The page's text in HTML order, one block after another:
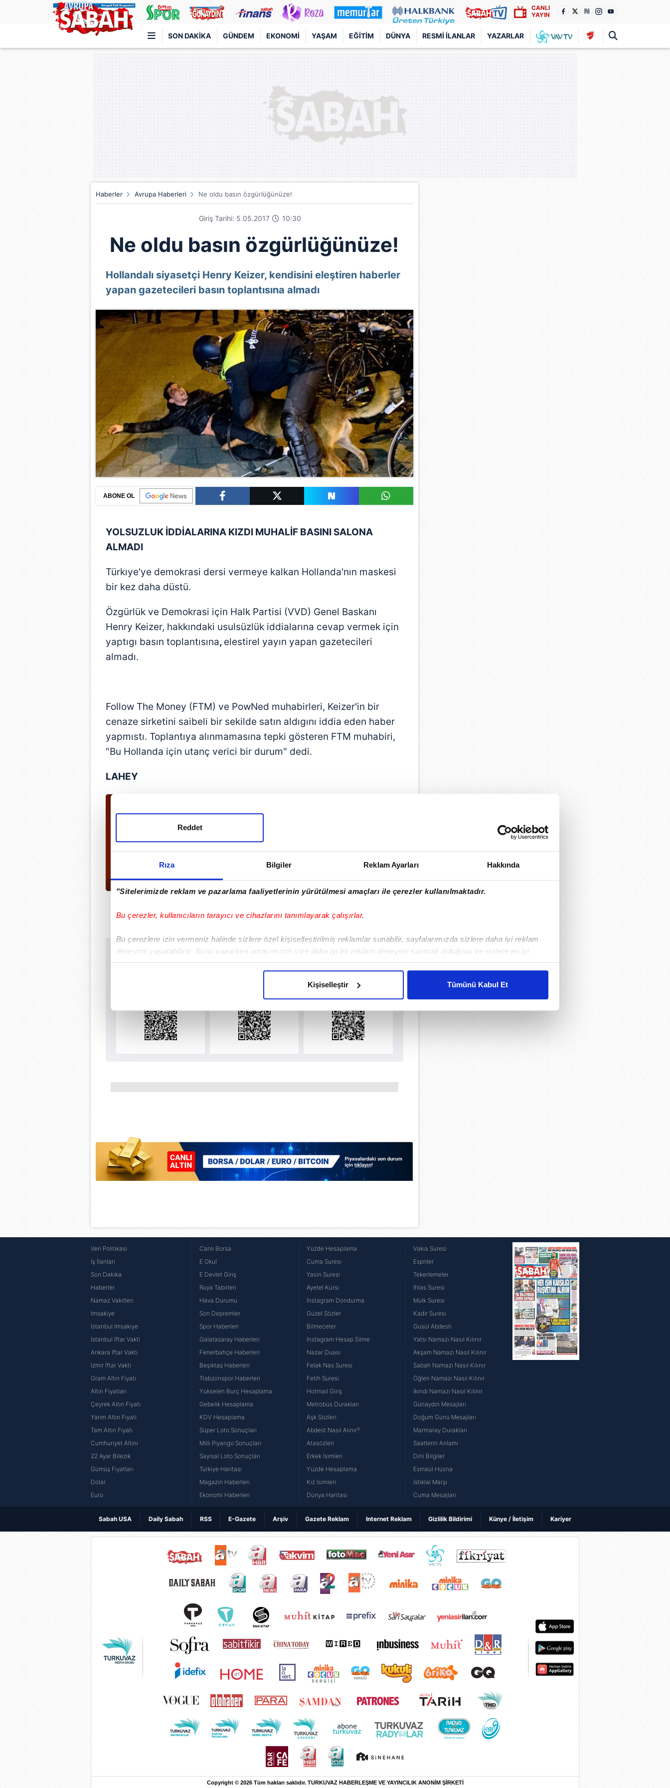
Rıza Bilgiler Reklam Ayarları Hakkında
"Sitelerimizde reklam ve pazarlama faaliyetlerinin yürütülmesi amaçları ile çerezler kullanılmaktadır.
Bu çerezler, kullanıcıların tarayıcı ve cihazlarını tanımlayarak çalışırlar.
Bu çerezlere izin vermeniz halinde sizlere özel kişiselleştirilmiş reklamlar sunabilir, sayfalarımızda sizlere daha iyi reklam
deneyimi yaşatabiliriz. Bunu yaparken amacımızın size daha iyi bir reklam deneyimi sunmak olduğunu ve sizlere en iyi
içerikleri sunabilmek adına elimizden gelen çabayı gösterdiğimizi ve bu noktada, reklamların maliyetlerimizi karşılamak
noktasında tek gelir kalemimiz olduğunu sizlere hatırlatmak isteriz.
Her halükârda, kullanıcılar, bu çerezlere izin vermedikleri takdirde, kullanıcılara hedefli reklamlar gösterilmeyecektir."
Sizlere daha iyi bir hizmet sunabilmek için İnternet Sitemizde kendimize ve üçüncü kişilere ait çerezler kullanılmaktadır. Bu
çerezler vasıtasıyla çeşitli kişisel verileriniz işlenmekte olup gerekli olan çerezler bilgi toplumu hizmetlerinin sunulması
Çerezlere ilişkin tercihlerinizi aşağıda yer alan panel vasıtasıyla belirleyebilirsiniz. Çerezlere ilişkin detaylı bilgi için Ayarlar
butonuna tıklayabilir,Çerez Bilgilendirme Metnimiziziyaret edebilirsiniz.
Reddet
Kişiselleştir Tümünü Kabul Et
CANLI
YAYIN
SON DAKIKA GÜNDEM EKONOMI YAŞAM EĞITIM DÜNYA RESMI İLANLAR YAZARLAR
Türkiye'nin en iyi haber sitesi
Haberler Avrupa Haberleri Ne oldu basın özgürlüğünüze!
Giriş Tarihi: 5.05.2017 10:30
Ne oldu basın özgürlüğünüze!
Hollandalı siyasetçi Henry Keizer, kendisini eleştiren haberler
yapan gazetecileri basın toplantısına almadı
ABONE OL
YOLSUZLUK İDDİALARINA KIZDI MUHALİF BASINI SALONA
ALMADI
Türkıye'ye demokrasi dersi vermeye kalkan Hollanda'nın maskesi
bir kez daha düstü.
Özgürlük ve Demokrasi için Halk Partisi (VVD) Genel Baskanı
Henry Keizer, hakkındaki usulsüzlük iddialarına cevap vermek için
yaptıgı basın toplantısına, elestirel yayın yapan gazetecileri
almadı.
Follow The Money (FTM) ve PowNed muhabirleri, Keizer'in bir
cenaze sirketini saibeli bir sekilde satın aldıgını iddia eden haber
yapmıstı. Toplantıya alınmamasına tepki gösteren FTM muhabiri,
"Bu Hollanda için utanç verici bir durum" dedi.
LAHEY
Sabah.com.tr Uygulamamızı İndirin
Uygulamalara Özel Ayrıcalıkları Keşfedin!
Veri Politikası
İş İlanları
Son Dakika
Haberler
Namaz Vakitleri
İmsakiye
İstanbul İmsakiye
İstanbul İftar Vakti
Ankara İftar Vakti
İzmir İftar Vakti
Gram Altın Fiyatı
Altın Fiyatları
Çeyrek Altın Fiyatı
Yarım Altın Fiyatı
Tam Altın Fiyatı
Cumhuriyet Altını
22 Ayar Bilezik
Gümüş Fiyatları
Dolar
Euro
Canlı Borsa
E Okul
E Devlet Giriş
Rüya Tabirleri
Hava Durumu
Son Depremler
Spor Haberleri
Galatasaray Haberleri
Fenerbahçe Haberleri
Beşiktaş Haberleri
Trabzonspor Haberleri
Yükselen Burç Hesaplama
Gebelik Hesaplama
KDV Hesaplama
Süper Loto Sonuçları
Milli Piyango Sonuçları
Sayısal Loto Sonuçları
Türkiye Haritası
Magazin Haberleri
Ekonomi Haberleri
Yüzde Hesaplama
Cuma Suresi
Yasin Suresi
Ayetel Kürsi
İnstagram Dondurma
Güzel Sözler
Bilmeceler
İnstagram Hesap Silme
Nazar Duası
Felak Nas Suresi
Fetih Suresi
Hotmail Giriş
Metrobüs Durakları
Aşk Sözleri
Abdest Nasıl Alınır?
Atasözleri
Erkek İsimleri
Yüzde Hesaplama
Kız İsimleri
Dünya Haritası
Vakıa Suresi
Espriler
Tekerlemeler
İhlas Suresi
Mülk Suresi
Kadir Suresi
Gusül Abdesti
Yatsı Namazı Nasıl Kılınır
Akşam Namazı Nasıl Kılınır
Sabah Namazı Nasıl Kılınır
Öğlen Namazı Nasıl Kılınır
İkindi Namazı Nasıl Kılınır
Günaydın Mesajları
Doğum Günü Mesajları
Marmaray Durakları
Saatlerin Anlamı
Dini Bilgiler
Esmaül Hüsna
İstiklal Marşı
Cuma Mesajları
Sabah USA Daily Sabah RSS E-Gazete Arşiv Gazete Reklam Internet Reklam Gizlilik Bildirimi Künye / İletişim Kariyer
Copyright © 2026 Tüm hakları saklıdır. TURKUVAZ HABERLEŞME VE YAYINCILIK ANONİM ŞİRKETİ